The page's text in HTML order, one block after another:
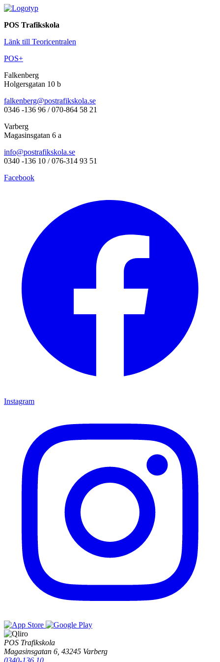
POS Trafikskola
Länk till Teoricentralen
POS+
Falkenberg
Holgersgatan 10 b
falkenberg@postrafikskola.se
0346 -136 96 / 070-864 58 21
Varberg
Magasinsgatan 6 a
info@postrafikskola.se
0340 -136 10 / 076-314 93 51
Facebook
Instagram
POS Trafikskola
Magasinsgatan 6, 43245 Varberg
0340-136 10